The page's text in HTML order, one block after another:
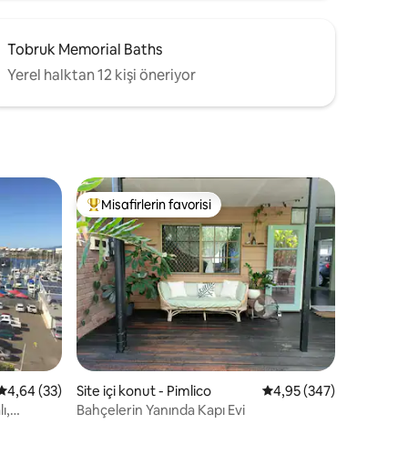
Tobruk Memorial Baths
Yerel halktan 12 kişi öneriyor
üzerinden ortalama 4,64 puan, 33 değerlendirme
4,64 (33)
Misafirlerin favorilerinden en beğenilenler arasında
Misafirlerin favorisi
Site içi konut - Pimlico 5 üzerinden ortalama
4,95 (347)
Bahçelerin Yanında Kapı Evi